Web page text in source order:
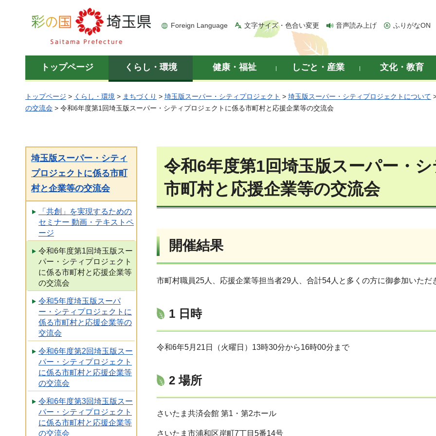
彩の国 埼玉県
Foreign Language 文字サイズ・色合い変更 音声読み上げ ふりがなON
トップページ くらし・環境 健康・福祉 しごと・産業 文化・教育
トップページ > くらし・環境 > まちづくり > 埼玉版スーパー・シティプロジェクト > 埼玉版スーパー・シティプロジェクトについて
の交流会 > 令和6年度第1回埼玉版スーパー・シティプロジェクトに係る市町村と応援企業等の交流会
埼玉版スーパー・シティ
プロジェクトに係る市町
村と企業等の交流会
「共創」を実現するための
セミナー 動画・テキストペ
ージ
令和6年度第1回埼玉版スー
パー・シティプロジェクト
に係る市町村と応援企業等
の交流会
令和5年度埼玉版スーパ
ー・シティプロジェクトに
係る市町村と応援企業等の
交流会
令和6年度第2回埼玉版スー
パー・シティプロジェクト
に係る市町村と応援企業等
の交流会
令和6年度第3回埼玉版スー
パー・シティプロジェクト
に係る市町村と応援企業等
の交流会
令和6年度第1回埼玉版スーパー・
市町村と応援企業等の交流会
開催結果
市町村職員25人、応援企業等担当者29人、合計54人と多くの方に御参加いただ
1 日時
令和6年5月21日（火曜日）13時30分から16時00分まで
2 場所
さいたま共済会館 第1・第2ホール
さいたま市浦和区岸町7丁目5番14号